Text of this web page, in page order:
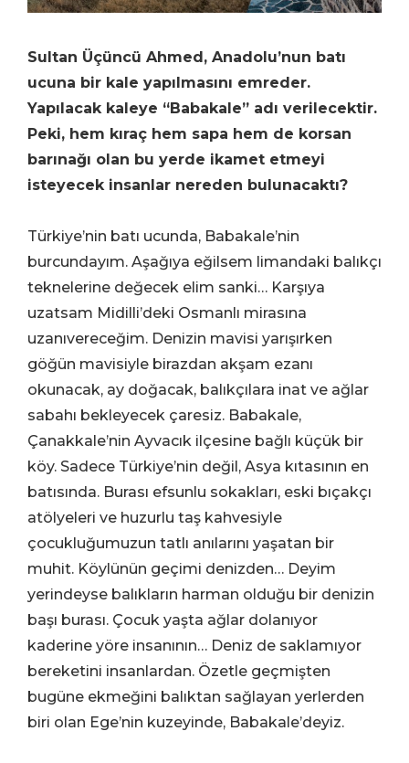
Sultan Üçüncü Ahmed, Anadolu’nun batı
ucuna bir kale yapılmasını emreder.
Yapılacak kaleye “Babakale” adı verilecektir.
Peki, hem kıraç hem sapa hem de korsan
barınağı olan bu yerde ikamet etmeyi
isteyecek insanlar nereden bulunacaktı?
Türkiye’nin batı ucunda, Babakale’nin
burcundayım. Aşağıya eğilsem limandaki balıkçı
teknelerine değecek elim sanki… Karşıya
uzatsam Midilli’deki Osmanlı mirasına
uzanıvereceğim. Denizin mavisi yarışırken
göğün mavisiyle birazdan akşam ezanı
okunacak, ay doğacak, balıkçılara inat ve ağlar
sabahı bekleyecek çaresiz. Babakale,
Çanakkale’nin Ayvacık ilçesine bağlı küçük bir
köy. Sadece Türkiye’nin değil, Asya kıtasının en
batısında. Burası efsunlu sokakları, eski bıçakçı
atölyeleri ve huzurlu taş kahvesiyle
çocukluğumuzun tatlı anılarını yaşatan bir
muhit. Köylünün geçimi denizden… Deyim
yerindeyse balıkların harman olduğu bir denizin
başı burası. Çocuk yaşta ağlar dolanıyor
kaderine yöre insanının… Deniz de saklamıyor
bereketini insanlardan. Özetle geçmişten
bugüne ekmeğini balıktan sağlayan yerlerden
biri olan Ege’nin kuzeyinde, Babakale’deyiz.